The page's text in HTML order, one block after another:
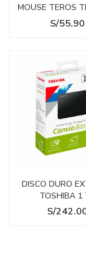
MOUSE TEROS
Precio
S/55.90
DISCO DURO
TOSHIBA 1
Precio
S/